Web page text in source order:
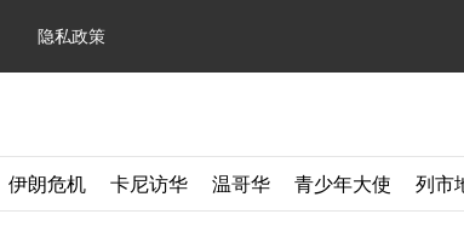
隐私政策
伊朗危机 卡尼访华 温哥华 青少年大使 列市